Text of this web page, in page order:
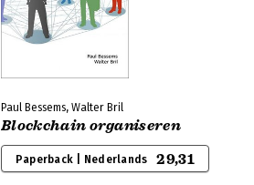
Paul Bessems, Walter Bril
Blockchain organiseren
Paperback | Nederlands 29,31